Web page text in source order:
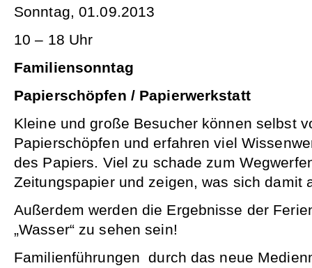
Sonntag, 01.09.2013
10 – 18 Uhr
Familiensonntag
Papierschöpfen / Papierwerkstatt
Kleine und große Besucher können selbst
Papierschöpfen und erfahren viel
des Papiers. Viel zu schade zum
Zeitungspapier und zeigen, was sich damit
Außerdem werden die Ergebnisse der
„Wasser“ zu sehen sein!
Familienführungen durch das neue